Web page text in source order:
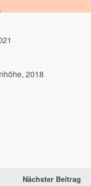
2018
Nächster Beitrag